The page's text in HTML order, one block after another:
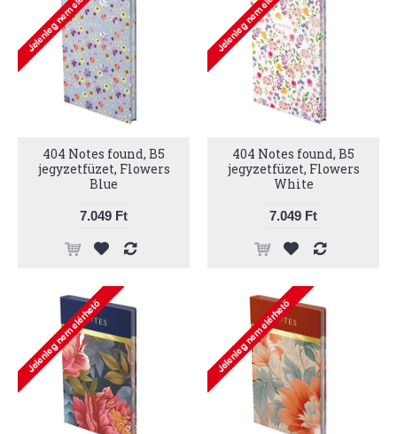
404 Notes found, B5
jegyzetfüzet, Flowers
Blue
7.049 Ft
404 Notes found, B5
jegyzetfüzet, Flowers
White
7.049 Ft